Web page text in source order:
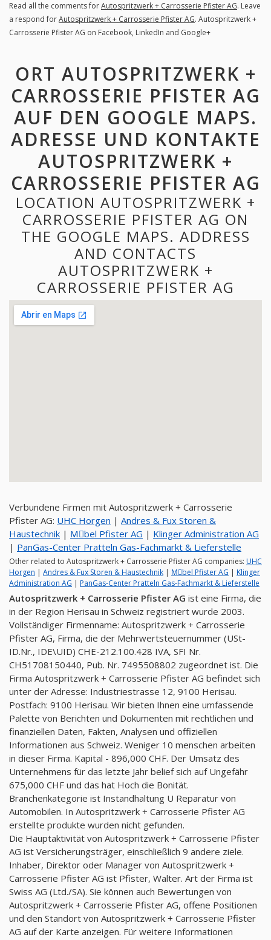
Read all the comments forAutospritzwerk + Carrosserie Pfister AG. Leave
a respond forAutospritzwerk + Carrosserie Pfister AG. Autospritzwerk +
Carrosserie Pfister AG on Facebook, LinkedIn and Google+
ORT AUTOSPRITZWERK +
CARROSSERIE PFISTER AG
AUF DEN GOOGLE MAPS.
ADRESSE UND KONTAKTE
AUTOSPRITZWERK +
CARROSSERIE PFISTER AG
LOCATION AUTOSPRITZWERK +
CARROSSERIE PFISTER AG ON
THE GOOGLE MAPS. ADDRESS
AND CONTACTS
AUTOSPRITZWERK +
CARROSSERIE PFISTER AG
Verbundene Firmen mit Autospritzwerk + Carrosserie
Pfister AG: UHC Horgen | Andres & Fux Storen &
Haustechnik | Mِbel Pfister AG | Klinger Administration AG
| PanGas-Center Pratteln Gas-Fachmarkt & Lieferstelle
Other related to Autospritzwerk + Carrosserie Pfister AG companies: UHC
Horgen | Andres & Fux Storen & Haustechnik | Mِbel Pfister AG | Klinger
Administration AG | PanGas-Center Pratteln Gas-Fachmarkt & Lieferstelle
Autospritzwerk + Carrosserie Pfister AG ist eine Firma, die
in der Region Herisau in Schweiz registriert wurde 2003.
Vollständiger Firmenname: Autospritzwerk + Carrosserie
Pfister AG, Firma, die der Mehrwertsteuernummer (USt-
ID.Nr., IDE\UID) CHE-212.100.428 IVA, SFI Nr.
CH51708150440, Pub. Nr. 7495508802 zugeordnet ist. Die
Firma Autospritzwerk + Carrosserie Pfister AG befindet sich
unter der Adresse: Industriestrasse 12, 9100 Herisau.
Postfach: 9100 Herisau. Wir bieten Ihnen eine umfassende
Palette von Berichten und Dokumenten mit rechtlichen und
finanziellen Daten, Fakten, Analysen und offiziellen
Informationen aus Schweiz. Weniger 10 menschen arbeiten
in dieser Firma. Kapital - 896,000 CHF. Der Umsatz des
Unternehmens für das letzte Jahr belief sich auf Ungefähr
675,000 CHF und das hat Hoch die Bonität.
Branchenkategorie ist Instandhaltung U Reparatur von
Automobilen. In Autospritzwerk + Carrosserie Pfister AG
erstellte produkte wurden nicht gefunden.
Die Hauptaktivität von Autospritzwerk + Carrosserie Pfister
AG ist Versicherungsträger, einschließlich 9 andere ziele.
Inhaber, Direktor oder Manager von Autospritzwerk +
Carrosserie Pfister AG ist Pfister, Walter. Art der Firma ist
Swiss AG (Ltd./SA). Sie können auch Bewertungen von
Autospritzwerk + Carrosserie Pfister AG, offene Positionen
und den Standort von Autospritzwerk + Carrosserie Pfister
AG auf der Karte anzeigen. Für weitere Informationen